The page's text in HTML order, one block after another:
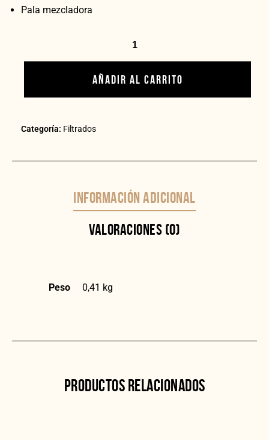
Pala mezcladora
AÑADIR AL CARRITO
Categoría: Filtrados
INFORMACIÓN ADICIONAL
VALORACIONES (0)
Peso 0,41 kg
PRODUCTOS RELACIONADOS